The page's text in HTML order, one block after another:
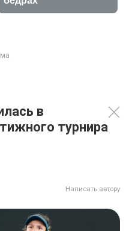
в
турнира
Написать автору